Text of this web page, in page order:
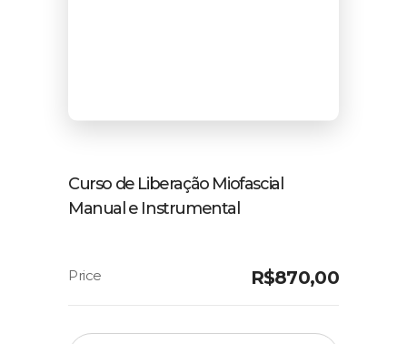
Curso de Liberação Miofascial
Manual e Instrumental
R$870,00